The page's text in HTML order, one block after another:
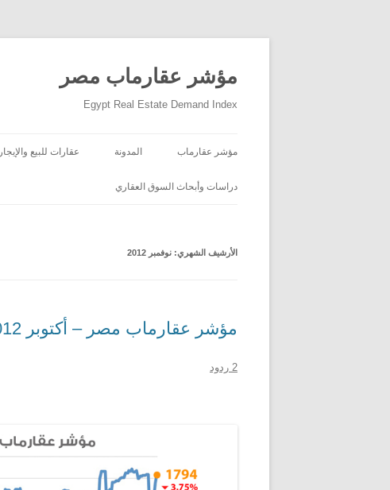
مؤشر عقارماب مصر
Egypt Real Estate Demand Index
مؤشر عقارماب المدونة عقارات للبيع والإيجار
دراسات وأبحاث السوق العقاري
الأرشيف الشهري: نوفمبر 2012
مؤشر عقارماب مصر – أكتوبر 2012
2 ردود